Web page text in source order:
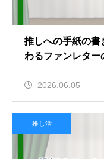
推しへの手紙の書
わるファンレター
2026.06.05
推し活